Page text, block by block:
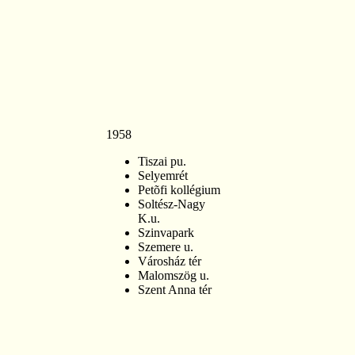
1958
Tiszai pu.
Selyemrét
Petõfi kollégium
Soltész-Nagy
K.u.
Szinvapark
Szemere u.
Városház tér
Malomszög u.
Szent Anna tér